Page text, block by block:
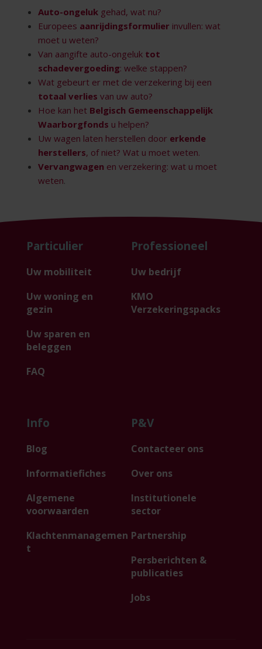
Auto-ongeluk gehad, wat nu?
Europees aanrijdingsformulier invullen: wat
moet u weten?
Van aangifte auto-ongeluk tot
schadevergoeding: welke stappen?
Wat gebeurt er met de verzekering bij een
totaal verlies van uw auto?
Hoe kan het Belgisch Gemeenschappelijk
Waarborgfonds u helpen?
Uw wagen laten herstellen door erkende
herstellers, of niet? Wat u moet weten.
Vervangwagen en verzekering: wat u moet
weten.
Particulier
Uw mobiliteit
Uw woning en
gezin
Uw sparen en
beleggen
FAQ
Professioneel
Uw bedrijf
KMO
Verzekeringspacks
Info
Blog
Informatiefiches
Algemene
voorwaarden
Klachtenmanagemen
t
P&V
Contacteer ons
Over ons
Institutionele
sector
Partnership
Persberichten &
publicaties
Jobs